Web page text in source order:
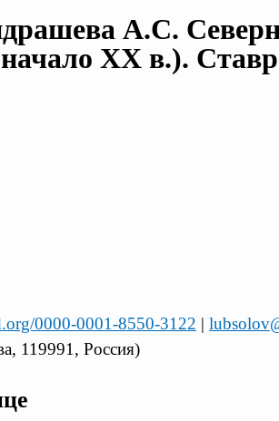
А.С.
XX в.).
0000-0001-8550-3122 |
119991, Россия)